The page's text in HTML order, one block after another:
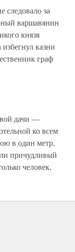
следовало за
варшавянин
князя
казни
граф
дачи —
ко всем
в один метр,
причудливый
человек,